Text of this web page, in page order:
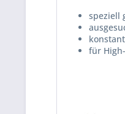
speziell
für